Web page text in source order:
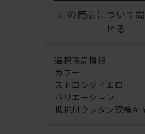
この商品について
せる
選択商品情報
カラー
ストロングイエロー
バリエーション
抵抗付ウレタン双輪キ